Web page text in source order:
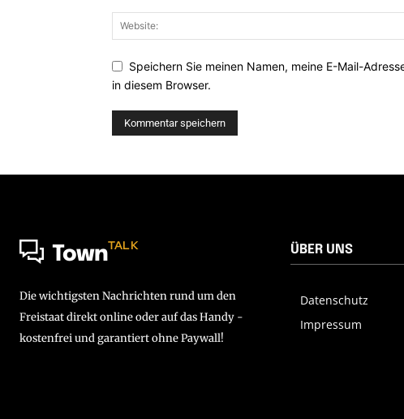
Speichern Sie meinen Namen, meine E-Mail-
in diesem Browser.
TownTALK
Die wichtigsten Nachrichten rund um den
Freistaat direkt online oder auf das Handy -
kostenfrei und garantiert ohne Paywall!
ÜBER UNS
Datenschutz
Impressum